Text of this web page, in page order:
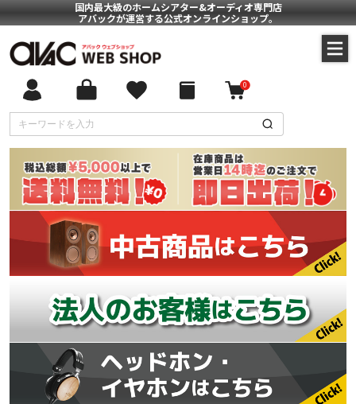
国内最大級のホームシアター&オーディオ専門店
アバックが運営する公式オンラインショップ。
0